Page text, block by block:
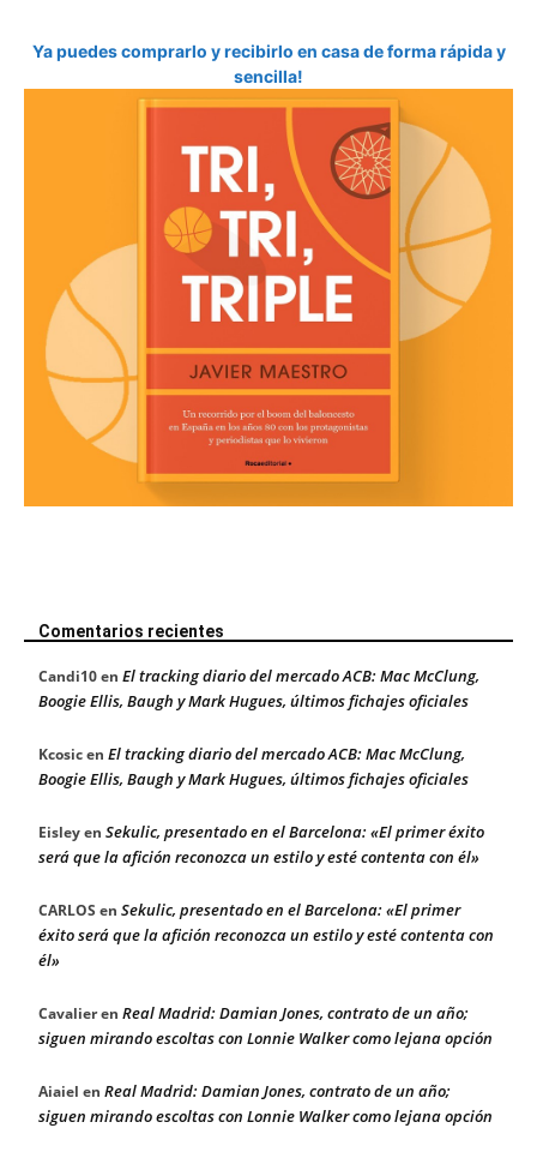
Ya puedes comprarlo y recibirlo en casa de forma rápida y
sencilla!
Comentarios recientes
Candi10en El tracking diario del mercado ACB: Mac McClung,
Boogie Ellis, Baugh y Mark Hugues, últimos fichajes oficiales
Kcosicen El tracking diario del mercado ACB: Mac McClung,
Boogie Ellis, Baugh y Mark Hugues, últimos fichajes oficiales
Eisleyen Sekulic, presentado en el Barcelona: «El primer éxito
será que la afición reconozca un estilo y esté contenta con él»
CARLOS en Sekulic, presentado en el Barcelona: «El primer
éxito será que la afición reconozca un estilo y esté contenta con
él»
Cavalieren Real Madrid: Damian Jones, contrato de un año;
siguen mirando escoltas con Lonnie Walker como lejana opción
Aiaiel en Real Madrid: Damian Jones, contrato de un año;
siguen mirando escoltas con Lonnie Walker como lejana opción